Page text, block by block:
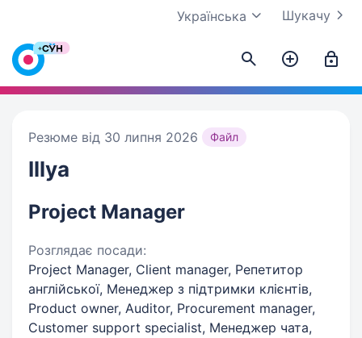
Шукачу
Українська
Резюме від 30 липня 2026 Файл
Illya
Project Manager
Розглядає посади:
Project Manager, Client manager, Репетитор
англійської, Менеджер з підтримки клієнтів,
Product owner, Auditor, Procurement manager,
Customer support specialist, Менеджер чата,